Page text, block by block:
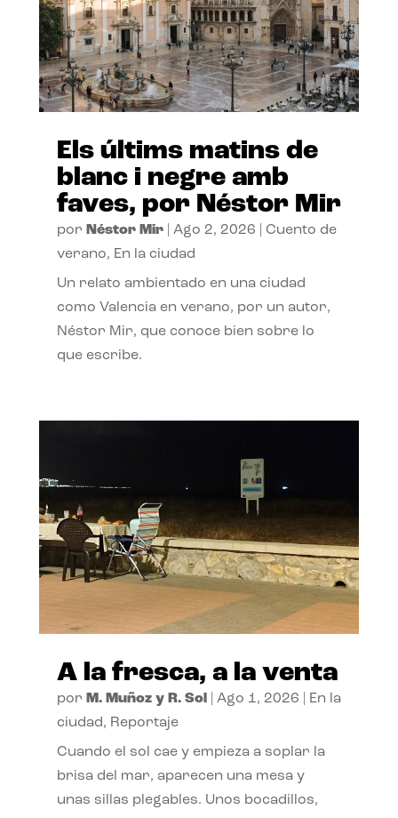
Els últims matins de
blanc i negre amb
faves, por Néstor Mir
por Néstor Mir| Ago 2, 2026
Cuento de
verano, En la ciudad
Un relato ambientado en una ciudad
como Valencia en verano, por un autor,
Néstor Mir, que conoce bien sobre lo
que escribe.
A la fresca, a la venta
por M. Muñoz y R. Sol| Ago 1, 2026
En la
ciudad, Reportaje
Cuando el sol cae y empieza a soplar la
brisa del mar, aparecen una mesa y
unas sillas plegables. Unos bocadillos,